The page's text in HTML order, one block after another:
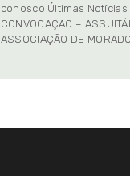
conosco Últimas Notícias
CONVOCAÇÃO –
ASSOCIAÇÃO DE